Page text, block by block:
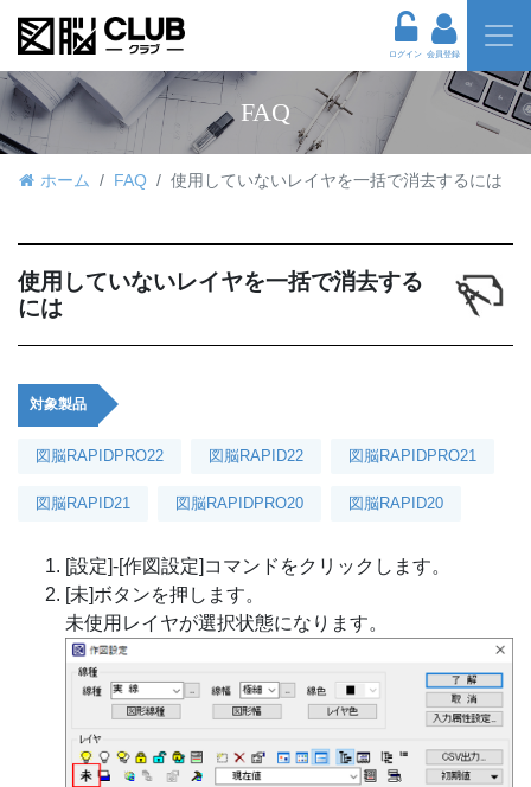
ログイン 会員登録
FAQ
ホーム FAQ 使用していないレイヤを一括で消去するには
使用していないレイヤを一括で消去する
には
対象製品
図脳RAPIDPRO22 図脳RAPID22 図脳RAPIDPRO21
図脳RAPID21 図脳RAPIDPRO20 図脳RAPID20
[設定]-[作図設定]コマンドをクリックします。
[未]ボタンを押します。
未使用レイヤが選択状態になります。